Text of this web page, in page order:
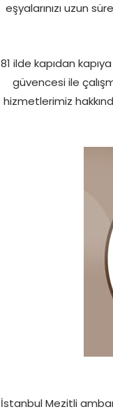
eşyalarınızı uzun
81 ilde kapıdan
güvencesi ile
hizmetlerimiz
İstanbul Mezitli